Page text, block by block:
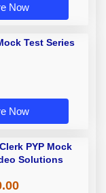
Now
Test Series
Now
PYP Mock
Solutions